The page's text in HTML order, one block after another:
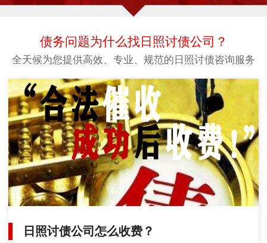
债务问题为什么找日照讨债公司？
全天候为您提供高效、专业、规范的日照讨债咨询服务
日照讨债公司怎么收费？